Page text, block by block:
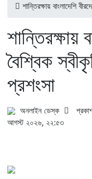
চাকরি
জোড়াতালির
ফুটবলার
অন্ধকারে
আল্লাহ
শান্তিরক্ষায় বাংলাদেশি
শান্তিরক্ষায়
বৈশ্বিক
প্রশংসা
অনলাইন ডেস্ক
আগস্ট ২০২৬, ২২:৫৩